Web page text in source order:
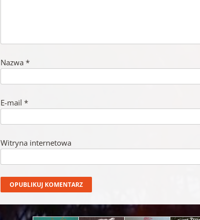
Nazwa*
E-mail*
Witryna internetowa